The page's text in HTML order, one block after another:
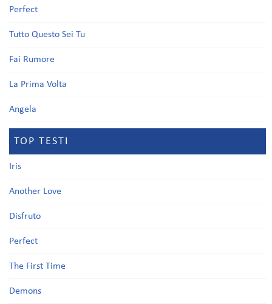
Perfect
Tutto Questo Sei Tu
Fai Rumore
La Prima Volta
Angela
TOP TESTI
Iris
Another Love
Disfruto
Perfect
The First Time
Demons